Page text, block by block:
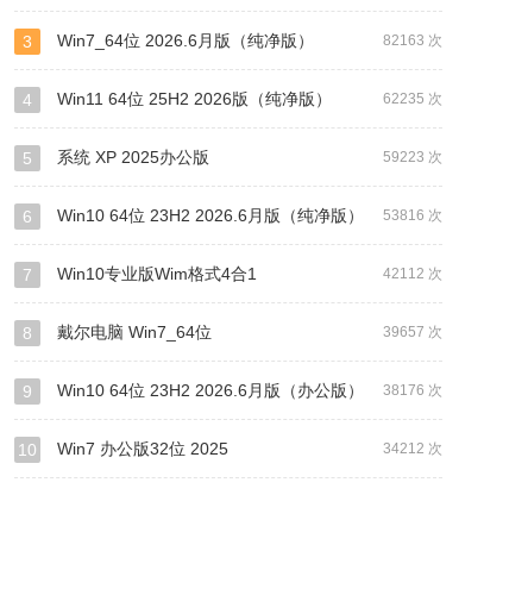
82163 次
3 Win7_64位 2026.6月版（纯净版）
62235 次
4 Win11 64位 25H2 2026版（纯净版）
59223 次
5 系统 XP 2025办公版
53816 次
6 Win10 64位 23H2 2026.6月版（纯净版）
42112 次
7 Win10专业版Wim格式4合1
39657 次
8 戴尔电脑 Win7_64位
38176 次
9 Win10 64位 23H2 2026.6月版（办公版）
34212 次
10 Win7 办公版32位 2025